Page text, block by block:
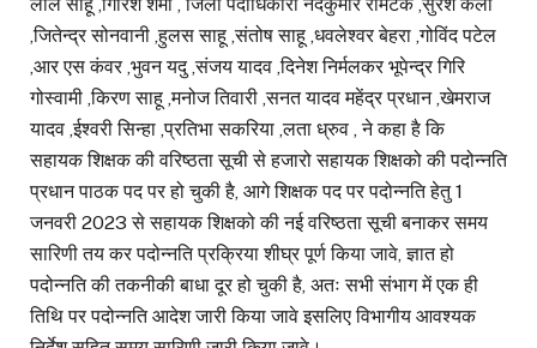
,जितेन्द्र सोनवानी ,हुलस साहू ,संतोष साहू ,धवलेश्वर बेहरा ,गोविंद पटेल
,आर एस कंवर ,भुवन यदु ,संजय यादव ,दिनेश निर्मलकर भूपेन्द्र गिरि
गोस्वामी ,किरण साहू ,मनोज तिवारी ,सनत यादव महेंद्र प्रधान ,खेमराज
यादव ,ईश्वरी सिन्हा ,प्रतिभा सकरिया ,लता ध्रुव , ने कहा है कि
सहायक शिक्षक की वरिष्ठता सूची से हजारो सहायक शिक्षको की पदोन्नति
प्रधान पाठक पद पर हो चुकी है, आगे शिक्षक पद पर पदोन्नति हेतु 1
जनवरी 2023 से सहायक शिक्षको की नई वरिष्ठता सूची बनाकर समय
सारिणी तय कर पदोन्नति प्रक्रिया शीघ्र पूर्ण किया जावे, ज्ञात हो
पदोन्नति की तकनीकी बाधा दूर हो चुकी है, अतः सभी संभाग में एक ही
तिथि पर पदोन्नति आदेश जारी किया जावे इसलिए विभागीय आवश्यक